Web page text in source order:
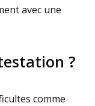
avec une
?
comme